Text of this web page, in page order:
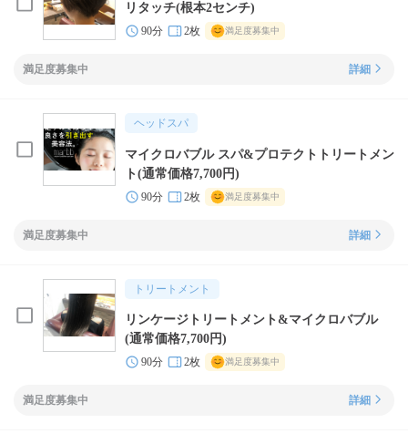
リタッチ(根本2センチ)
90分 2枚 満足度募集中
満足度募集中 詳細
ヘッドスパ
マイクロバブル スパ&プロテクトトリートメン
ト(通常価格7,700円)
90分 2枚 満足度募集中
満足度募集中 詳細
トリートメント
リンケージトリートメント&マイクロバブル
(通常価格7,700円)
90分 2枚 満足度募集中
満足度募集中 詳細